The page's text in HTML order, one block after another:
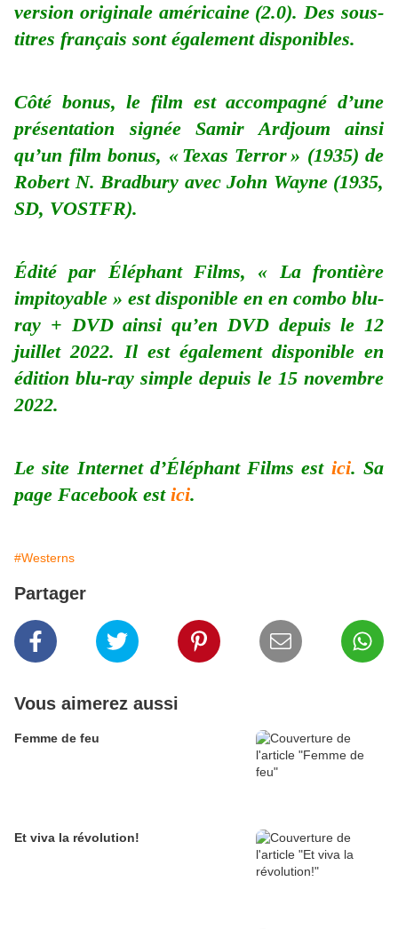
version originale américaine (2.0). Des sous-
titres français sont également disponibles.
Côté bonus, le film est accompagné d’une
présentation signée Samir Ardjoum ainsi
qu’un film bonus, « Texas Terror » (1935) de
Robert N. Bradbury avec John Wayne (1935,
SD, VOSTFR).
Édité par Éléphant Films, « La frontière
impitoyable » est disponible en en combo blu-
ray + DVD ainsi qu’en DVD depuis le 12
juillet 2022. Il est également disponible en
édition blu-ray simple depuis le 15 novembre
2022.
Le site Internet d’Éléphant Films est ici. Sa
page Facebook est ici.
#Westerns
Partager
Vous aimerez aussi
Femme de feu
Et viva la révolution!